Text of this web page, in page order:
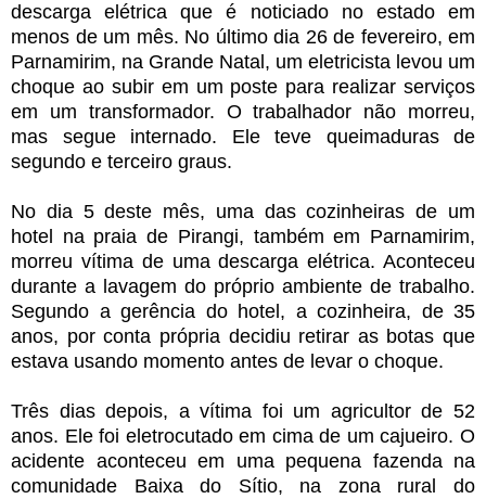
descarga elétrica que é noticiado no estado em
menos de um mês. No último dia 26 de fevereiro, em
Parnamirim, na Grande Natal, um eletricista levou um
choque ao subir em um poste para realizar serviços
em um transformador. O trabalhador não morreu,
mas segue internado. Ele teve queimaduras de
segundo e terceiro graus.
No dia 5 deste mês, uma das cozinheiras de um
hotel
na praia de Pirangi, também em Parnamirim,
morreu vítima de uma descarga elétrica. Aconteceu
durante a lavagem do próprio ambiente de trabalho.
Segundo a gerência do hotel, a cozinheira, de 35
anos, por conta própria decidiu retirar as botas que
estava usando momento antes de levar o choque.
Três dias depois, a vítima foi um agricultor de 52
anos. Ele foi eletrocutado em cima de um cajueiro. O
acidente aconteceu em uma pequena fazenda na
comunidade Baixa do Sítio, na zona rural do